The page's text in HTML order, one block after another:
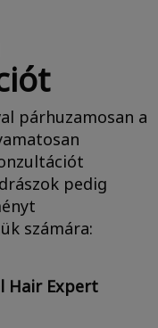
párhuzamosan a
pedig
számára:
Hair Expert